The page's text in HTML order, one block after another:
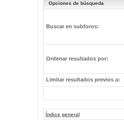
Opciones de búsqueda
Buscar en subforos:
Ordenar resultados por:
Limitar resultados previos a:
Índice general